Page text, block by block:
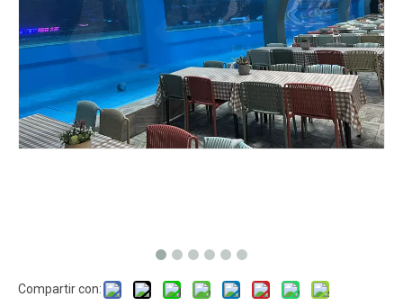
Compartir con: